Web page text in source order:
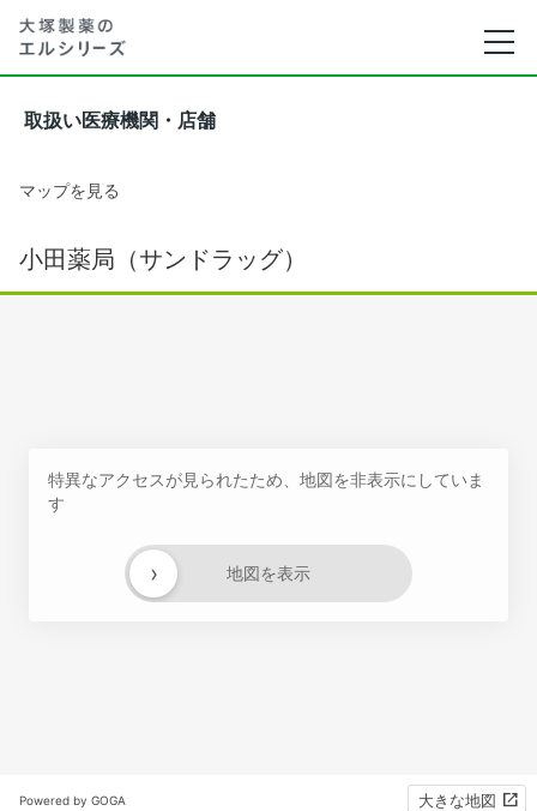
取扱い医療機関・店舗
マップを見る
小田薬局（サンドラッグ）
特異なアクセスが見られたため、地図を非表示にしていま
す
地図を表示
›
Powered by GOGA 大きな地図